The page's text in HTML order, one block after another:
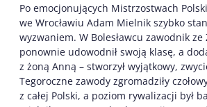
Po emocjonujących Mistrzostwach Polski
we Wrocławiu Adam Mielnik szybko
wyzwaniem. W Bolesławcu zawodnik ze
ponownie udowodnił swoją klasę, a
z żoną Anną – stworzył wyjątkowy,
Tegoroczne zawody zgromadziły
z całej Polski, a poziom rywalizacji był